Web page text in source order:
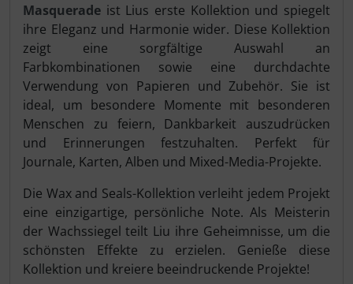
Masquerade ist Lius erste Kollektion und spiegelt
ihre Eleganz und Harmonie wider. Diese Kollektion
zeigt eine sorgfältige Auswahl an
Farbkombinationen sowie eine durchdachte
Verwendung von Papieren und Zubehör. Sie ist
ideal, um besondere Momente mit besonderen
Menschen zu feiern, Dankbarkeit auszudrücken
und Erinnerungen festzuhalten. Perfekt für
Journale, Karten, Alben und Mixed-Media-Projekte.
Die Wax and Seals-Kollektion verleiht jedem Projekt
eine einzigartige, persönliche Note. Als Meisterin
der Wachssiegel teilt Liu ihre Geheimnisse, um die
schönsten Effekte zu erzielen. Genieße diese
Kollektion und kreiere beeindruckende Projekte!